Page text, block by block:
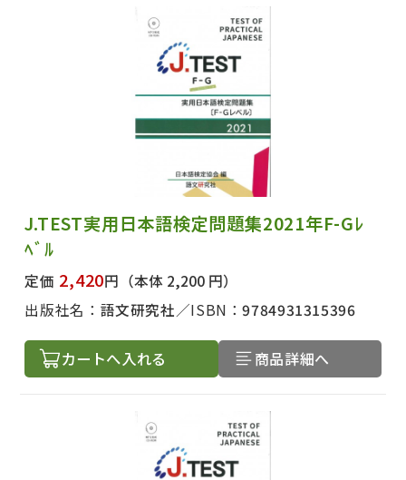
J.TEST実用日本語検定問題集2021年F-Gﾚ
ﾍﾞﾙ
定価 2,420円 （本体 2,200 円）
出版社名： 語文研究社 ISBN：9784931315396
カートへ入れる 商品詳細へ